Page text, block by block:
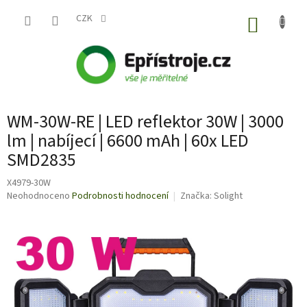
CZK
WM-30W-RE | LED reflektor 30W | 3000
lm | nabíjecí | 6600 mAh | 60x LED
SMD2835
X4979-30W
Průměrné
0,0
hvězdiček.
Neohodnoceno Podrobnosti hodnocení Značka: Solight